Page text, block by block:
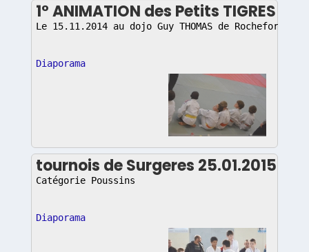
1° ANIMATION des Petits TIGRES
Le 15.11.2014 au dojo Guy THOMAS de Rochefort
Diaporama
tournois de Surgeres 25.01.2015
Catégorie Poussins
Diaporama